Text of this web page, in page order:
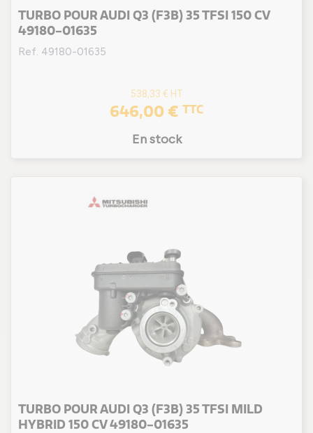
TURBO POUR AUDI Q3 (F3B) 35 TFSI 150 CV
49180-01635
Ref. 49180-01635
538,33 € HT
646,00 € TTC
En stock
TURBO POUR AUDI Q3 (F3B) 35 TFSI MILD
HYBRID 150 CV 49180-01635